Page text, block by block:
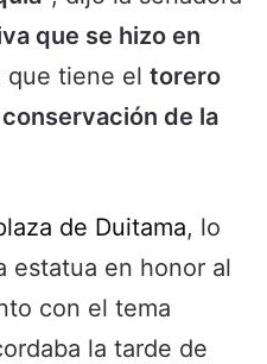
que se hizo en
que tiene el torero
conservación de la
de Duitama, lo
estatua en honor al
con el tema
la tarde de